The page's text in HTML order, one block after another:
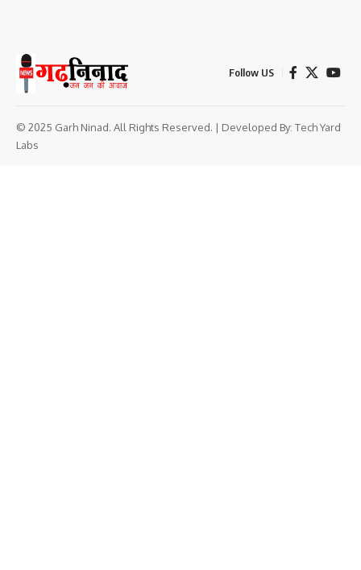
Follow US
© 2025 Garh Ninad. All Rights Reserved. | Developed By: Tech Yard
Labs